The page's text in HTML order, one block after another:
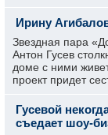
Ирину
Звездная пара
Антон Гусев
доме с ними
проект придет
Гусевой
съедает шоу-